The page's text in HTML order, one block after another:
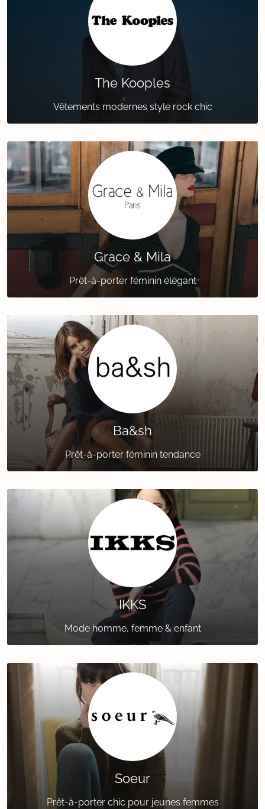
The Kooples
Vêtements modernes style rock chic
Grace & Mila
Prêt-à-porter féminin élégant
Ba&sh
Prêt-à-porter féminin tendance
IKKS
Mode homme, femme & enfant
Soeur
Prêt-à-porter chic pour jeunes femmes